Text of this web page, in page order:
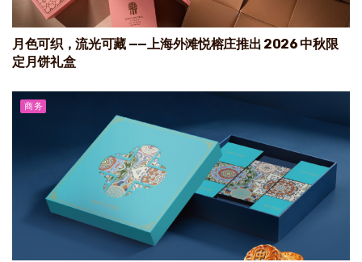
月色可织，流光可藏 ——上海外滩悦榕庄推出 2026 中秋限
定月饼礼盒
商务